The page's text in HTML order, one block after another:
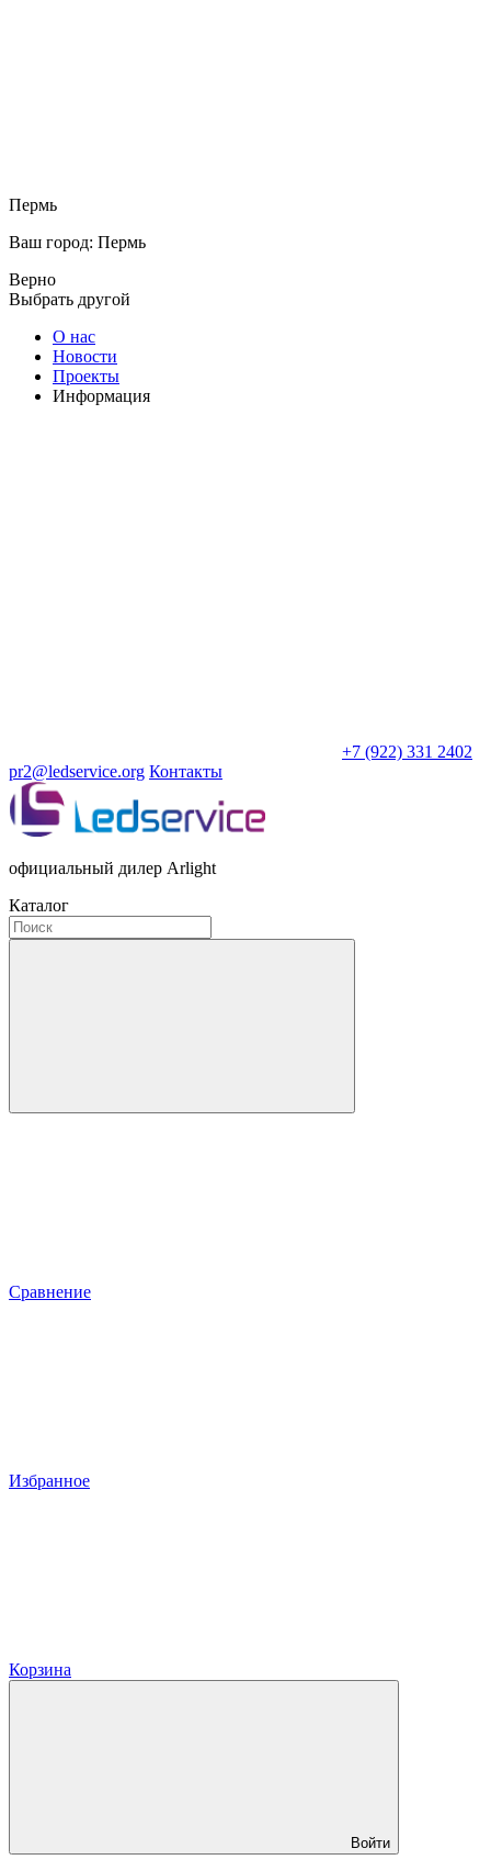
Пермь
Ваш город: Пермь
Верно
Выбрать другой
О нас
Новости
Проекты
Информация
+7 (922) 331 2402
pr2@ledservice.org Контакты
официальный дилер Arlight
Каталог
Сравнение
Избранное
Корзина
Войти